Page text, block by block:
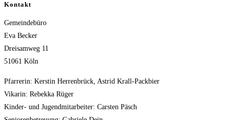
Kontakt
Gemeindebüro
Eva Becker
Dreisamweg 11
51061 Köln
Pfarrerin: Kerstin Herrenbrück, Astrid Krall-Packbier
Vikarin: Rebekka Rüger
Kinder- und Jugendmitarbeiter: Carsten Päsch